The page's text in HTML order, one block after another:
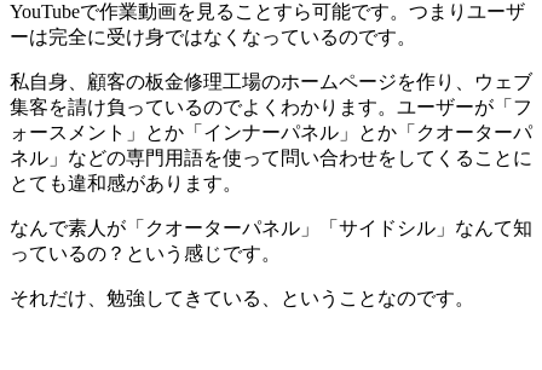
YouTubeで作業動画を見ることすら可能です。つまりユーザ
ーは完全に受け身ではなくなっているのです。
私自身、顧客の板金修理工場のホームページを作り、ウェブ
集客を請け負っているのでよくわかります。ユーザーが「フ
ォースメント」とか「インナーパネル」とか「クオーターパ
ネル」などの専門用語を使って問い合わせをしてくることに
とても違和感があります。
なんで素人が「クオーターパネル」「サイドシル」なんて知
っているの？という感じです。
それだけ、勉強してきている、ということなのです。